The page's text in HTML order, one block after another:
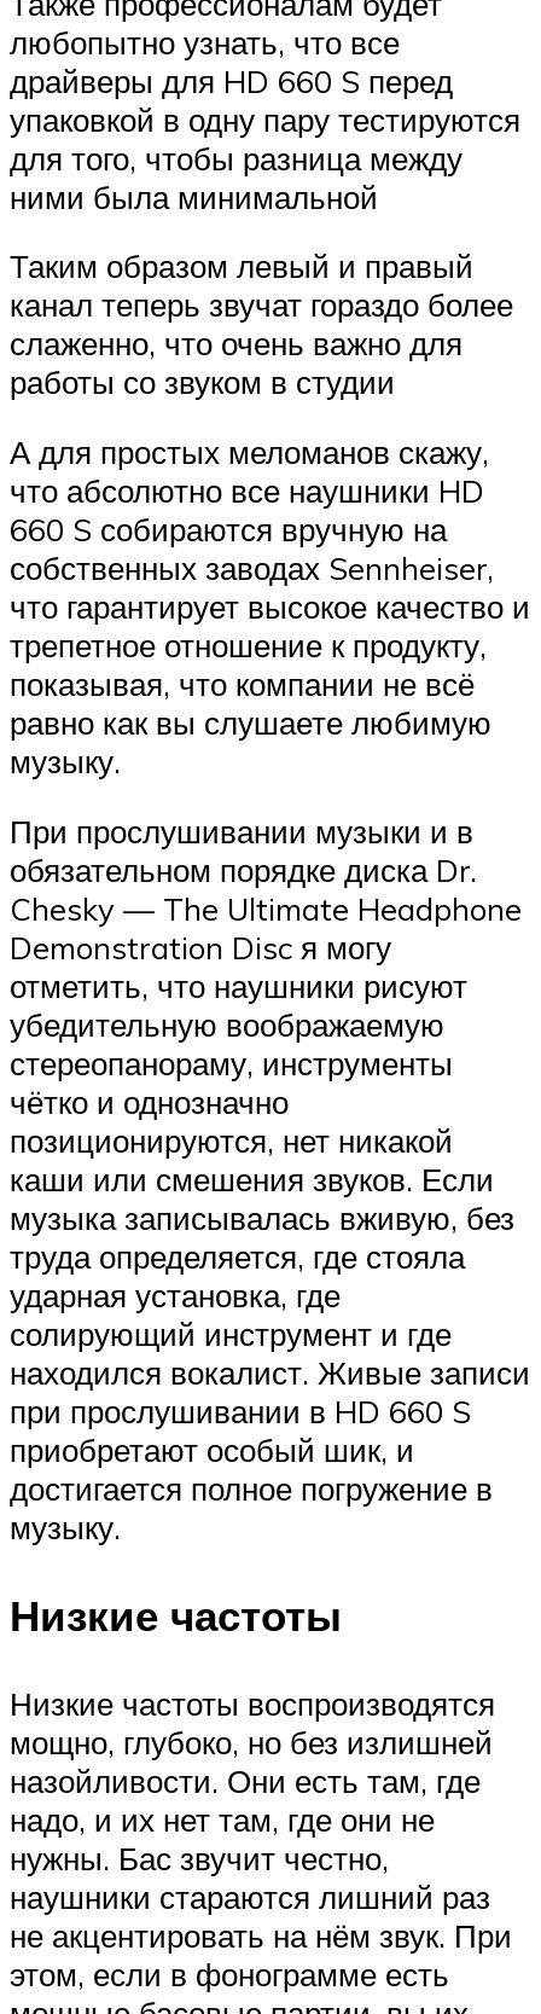
любопытно узнать, что все
драйверы для HD 660 S перед
упаковкой в одну пару тестируются
для того, чтобы разница между
ними была минимальной
Таким образом левый и правый
канал теперь звучат гораздо более
слаженно, что очень важно для
работы со звуком в студии
А для простых меломанов скажу,
что абсолютно все наушники HD
660 S собираются вручную на
собственных заводах Sennheiser,
что гарантирует высокое качество и
трепетное отношение к продукту,
показывая, что компании не всё
равно как вы слушаете любимую
музыку.
При прослушивании музыки и в
обязательном порядке диска Dr.
Chesky — The Ultimate Headphone
Demonstration Disc я могу
отметить, что наушники рисуют
убедительную воображаемую
стереопанораму, инструменты
чётко и однозначно
позиционируются, нет никакой
каши или смешения звуков. Если
музыка записывалась вживую, без
труда определяется, где стояла
ударная установка, где
солирующий инструмент и где
находился вокалист. Живые записи
при прослушивании в HD 660 S
приобретают особый шик, и
достигается полное погружение в
музыку.
Низкие частоты
Низкие частоты воспроизводятся
мощно, глубоко, но без излишней
назойливости. Они есть там, где
надо, и их нет там, где они не
нужны. Бас звучит честно,
наушники стараются лишний раз
не акцентировать на нём звук. При
этом, если в фонограмме есть